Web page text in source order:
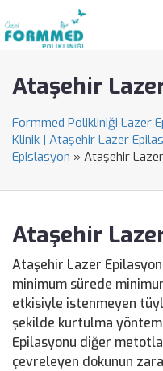
Ataşehir
Formmed Polikliniği Lazer
Klinik | Ataşehir Lazer
Epislasyon » Ataşehir
Ataşehir
Ataşehir Lazer
minimum sürede
etkisiyle istenmeyen
şekilde kurtulma
Epilasyonu diğer
çevreleyen dokunun